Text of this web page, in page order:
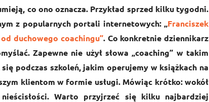
co ono oznacza. Przykład sprzed kilku tygodni.
z popularnych portali internetowych: „Franciszek
duchowego coachingu”. Co konkretnie dziennikarz
Zapewne nie użył słowa „coaching” w takim
podczas szkoleń, jakim operujemy w książkach na
klientom w formie usługi. Mówiąc krótko: wokół
Warto przyjrzeć się kilku najbardziej